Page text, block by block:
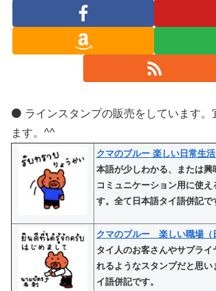
⚫️ ラインスタンプの販売をしています。
ます。^^
クマのブルー 楽しい日常生
本語が少しわかる、または興
コミュニケーション用に使え
す。全て日本語タイ語併記で
クマのブルー 楽しい職場（
タイ人のお客さんやサプラ
れるようなスタンプだと思い
イ語併記です。